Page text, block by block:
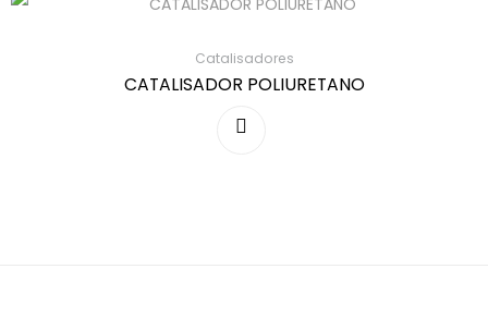
Catalisadores
CATALISADOR POLIURETANO